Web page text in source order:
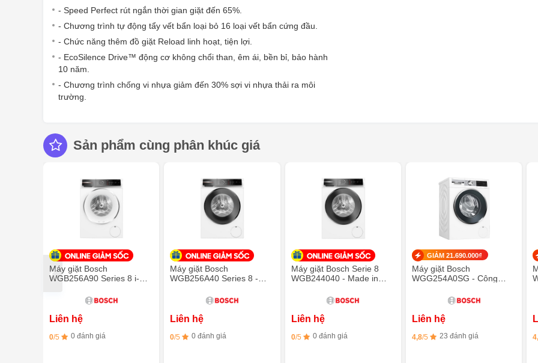
- Speed Perfect rút ngắn thời gian giặt đến 65%.
- Chương trình tự động tẩy vết bẩn loại bỏ 16 loại vết bẩn cứng đầu.
- Chức năng thêm đồ giặt Reload linh hoạt, tiện lợi.
- EcoSilence Drive™ động cơ không chổi than, êm ái, bền bỉ, bảo hành
10 năm.
- Chương trình chống vi nhựa giảm đến 30% sợi vi nhựa thải ra môi
trường.
Sản phẩm cùng phân khúc giá
Máy giặt Bosch
WGB256A90 Series 8 i-
Liên hệ
0/5 0 đánh giá
Máy giặt Bosch
WGB256A40 Series 8 -
Liên hệ
0/5 0 đánh giá
Máy giặt Bosch Serie 8
WGB244040 - Made in
Liên hệ
0/5 0 đánh giá
GIẢM 21.690.000₫
Máy giặt Bosch
WGG254A0SG - Công
AntiVibration
Liên hệ
4,8/5 23 đánh giá